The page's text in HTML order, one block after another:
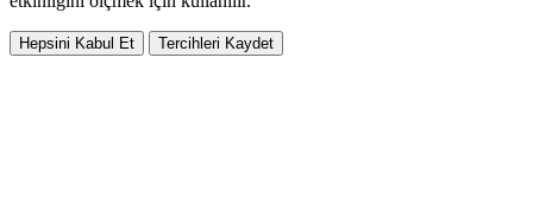
Hepsini Kabul Et Tercihleri Kaydet